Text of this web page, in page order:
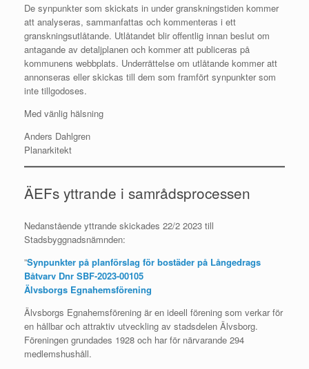
De synpunkter som skickats in under granskningstiden kommer
att analyseras, sammanfattas och kommenteras i ett
granskningsutlåtande. Utlåtandet blir offentlig innan beslut om
antagande av detaljplanen och kommer att publiceras på
kommunens webbplats. Underrättelse om utlåtande kommer att
annonseras eller skickas till dem som framfört synpunkter som
inte tillgodoses.
Med vänlig hälsning
Anders Dahlgren
Planarkitekt
ÄEFs yttrande i samrådsprocessen
Nedanstående yttrande skickades 22/2 2023 till
Stadsbyggnadsnämnden:
”Synpunkter på planförslag för bostäder på Långedrags
Båtvarv Dnr SBF-2023-00105
Älvsborgs Egnahemsförening
Älvsborgs Egnahemsförening är en ideell förening som verkar för
en hållbar och attraktiv utveckling av stadsdelen Älvsborg.
Föreningen grundades 1928 och har för närvarande 294
medlemshushåll.